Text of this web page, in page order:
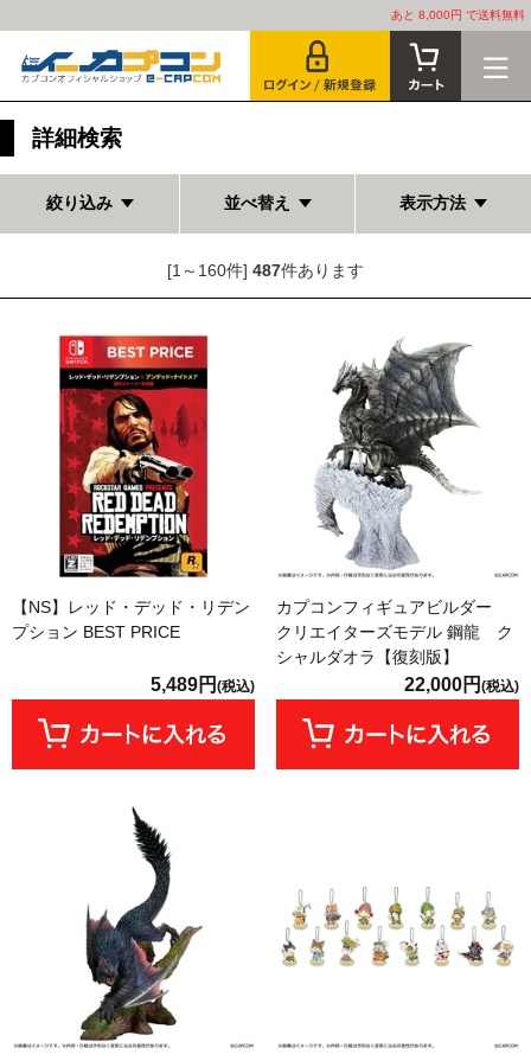
あと 8,000円 で送料無料
詳細検索
絞り込み 並べ替え 表示方法
[1～160件] 487件あります
【NS】レッド・デッド・リデン
プション BEST PRICE
5,489円 (税込)
カプコンフィギュアビルダー
クリエイターズモデル 鋼龍 ク
シャルダオラ【復刻版】
22,000円 (税込)